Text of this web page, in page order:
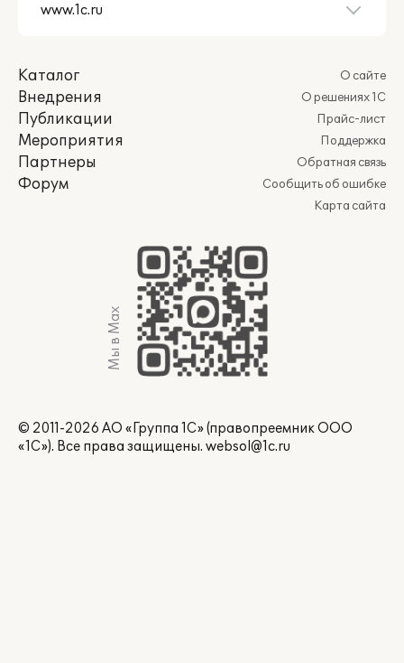
Каталог
Внедрения
Публикации
Мероприятия
Партнеры
Форум
О сайте
О решениях 1С
Прайс-лист
Поддержка
Обратная связь
Сообщить об ошибке
Карта сайта
Мы в Max
© 2011-2026 АО «Группа 1С» (правопреемник ООО
«1С»). Все права защищены. websol@1c.ru